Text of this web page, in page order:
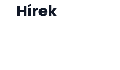
Hírek